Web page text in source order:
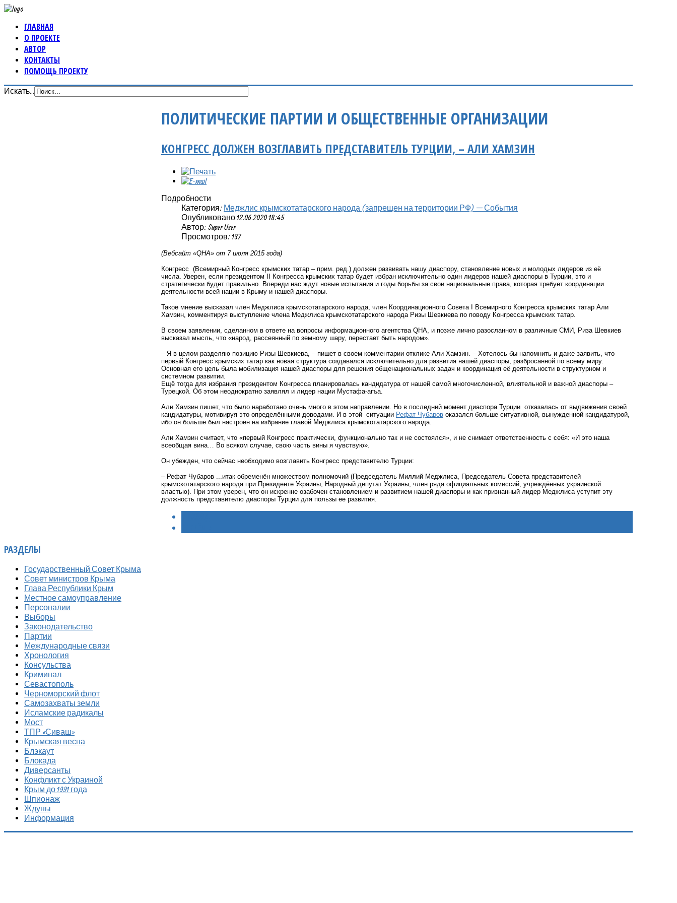
ГЛАВНАЯ
О ПРОЕКТЕ
АВТОР
КОНТАКТЫ
ПОМОЩЬ ПРОЕКТУ
Искать...
ПОЛИТИЧЕСКИЕ ПАРТИИ И ОБЩЕСТВЕННЫЕ ОРГАНИЗАЦИИ
КОНГРЕСС ДОЛЖЕН ВОЗГЛАВИТЬ ПРЕДСТАВИТЕЛЬ ТУРЦИИ, – АЛИ ХАМЗИН
Подробности
Категория: Меджлис крымскотатарского народа (запрещен на территории РФ) — События
Опубликовано 12.06.2020 18:45
Автор: Super User
Просмотров: 137
(Вебсайт «QHA» от 7 июля 2015 года)
Конгресс (Всемирный Конгресс крымских татар – прим. ред.) должен развивать нашу диаспору, становление новых и молодых лидеров из её
числа. Уверен, если президентом II Конгресса крымских татар будет избран исключительно один лидеров нашей диаспоры в Турции, это и
стратегически будет правильно. Впереди нас ждут новые испытания и годы борьбы за свои национальные права, которая требует координации
деятельности всей нации в Крыму и нашей диаспоры.
Такое мнение высказал член Меджлиса крымскотатарского народа, член Координационного Совета I Всемирного Конгресса крымских татар Али
Хамзин, комментируя выступление члена Меджлиса крымскотатарского народа Ризы Шевкиева по поводу Конгресса крымских татар.
В своем заявлении, сделанном в ответе на вопросы информационного агентства QHА, и позже лично разосланном в различные СМИ, Риза Шевкиев
высказал мысль, что «народ, рассеянный по земному шару, перестает быть народом».
– Я в целом разделяю позицию Ризы Шевкиева, – пишет в своем комментарии-отклике Али Хамзин. – Хотелось бы напомнить и даже заявить, что
первый Конгресс крымских татар как новая структура создавался исключительно для развития нашей диаспоры, разбросанной по всему миру.
Основная его цель была мобилизация нашей диаспоры для решения общенациональных задач и координация её деятельности в структурном и
системном развитии.
Ещё тогда для избрания президентом Конгресса планировалась кандидатура от нашей самой многочисленной, влиятельной и важной диаспоры –
Турецкой. Об этом неоднократно заявлял и лидер нации Мустафа-агъа.
Али Хамзин пишет, что было наработано очень много в этом направлении. Но в последний момент диаспора Турции отказалась от выдвижения своей
кандидатуры, мотивируя это определёнными доводами. И в этой ситуации Рефат Чубаров оказался больше ситуативной, вынужденной кандидатурой,
ибо он больше был настроен на избрание главой Меджлиса крымскотатарского народа.
Али Хамзин считает, что «первый Конгресс практически, функционально так и не состоялся», и не снимает ответственность с себя: «И это наша
всеобщая вина… Во всяком случае, свою часть вины я чувствую».
Он убежден, что сейчас необходимо возглавить Конгресс представителю Турции:
– Рефат Чубаров ...итак обременён множеством полномочий (Председатель Миллий Меджлиса, Председатель Совета представителей
крымскотатарского народа при Президенте Украины, Народный депутат Украины, член ряда официальных комиссий, учреждённых украинской
властью). При этом уверен, что он искренне озабочен становлением и развитием нашей диаспоры и как признанный лидер Меджлиса уступит эту
должность представителю диаспоры Турции для пользы ее развития.
РАЗДЕЛЫ
Государственный Совет Крыма
Совет министров Крыма
Глава Республики Крым
Местное самоуправление
Персоналии
Выборы
Законодательство
Партии
Международные связи
Хронология
Консульства
Криминал
Севастополь
Черноморский флот
Самозахваты земли
Исламские радикалы
Мост
ТПР «Сиваш»
Крымская весна
Блэкаут
Блокада
Диверсанты
Конфликт с Украиной
Крым до 1991 года
Шпионаж
Ждуны
Информация